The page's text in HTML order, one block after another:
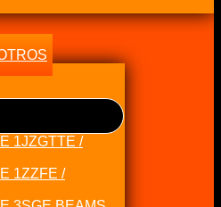
1JZGTTE /
1ZZFE /